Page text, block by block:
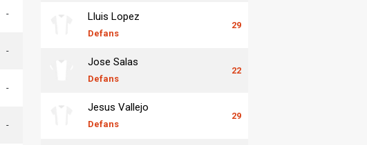
-
-
-
-
Lluis Lopez
Defans
29
Jose Salas
Defans
22
Jesus Vallejo
Defans
29